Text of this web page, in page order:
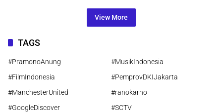
View More
TAGS
#PramonoAnung
#MusikIndonesia
#FilmIndonesia
#PemprovDKIJakarta
#ManchesterUnited
#ranokarno
#GoogleDiscover
#SCTV